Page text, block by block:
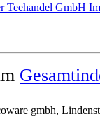
Teehandel GmbH
gmbh,